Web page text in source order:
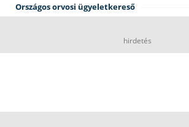
Országos orvosi ügyeletkereső
hirdetés